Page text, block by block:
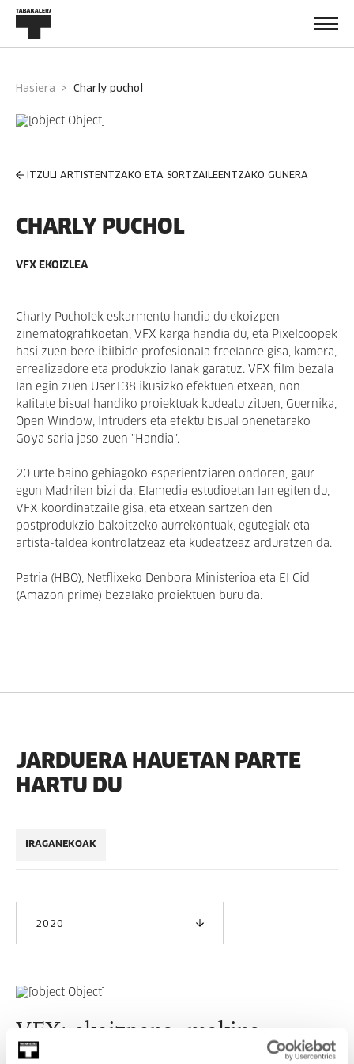
Hasiera charly puchol
ITZULI ARTISTENTZAKO ETA SORTZAILEENTZAKO GUNERA
CHARLY PUCHOL
VFX EKOIZLEA
Charly Pucholek eskarmentu handia du ekoizpen
zinematografikoetan, VFX karga handia du, eta Pixelcoopek
hasi zuen bere ibilbide profesionala freelance gisa, kamera,
errealizadore eta produkzio lanak garatuz. VFX film bezala
lan egin zuen UserT38 ikusizko efektuen etxean, non
kalitate bisual handiko proiektuak kudeatu zituen, Guernika,
Open Window, Intruders eta efektu bisual onenetarako
Goya saria jaso zuen "Handia".
20 urte baino gehiagoko esperientziaren ondoren, gaur
egun Madrilen bizi da. Elamedia estudioetan lan egiten du,
VFX koordinatzaile gisa, eta etxean sartzen den
postprodukzio bakoitzeko aurrekontuak, egutegiak eta
artista-taldea kontrolatzeaz eta kudeatzeaz arduratzen da.
Patria (HBO), Netflixeko Denbora Ministerioa eta El Cid
(Amazon prime) bezalako proiektuen buru da.
JARDUERA HAUETAN PARTE
HARTU DU
IRAGANEKOAK
2020
VFX: ekoizpena, makina
martxan.